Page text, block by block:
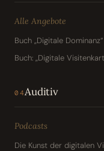
Alle Angebote
Buch „Digitale Dominanz“
Buch: „Digitale
04Auditiv
Podcasts
Die Kunst der digitalen